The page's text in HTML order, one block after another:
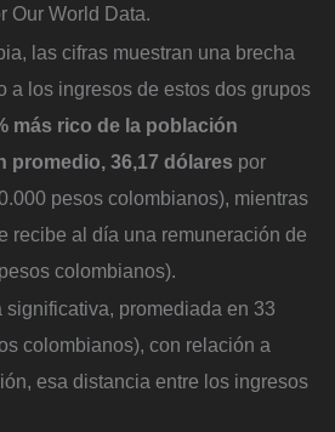
Our World Data.
las cifras muestran una brecha
a los ingresos de estos dos grupos
más rico de la población
promedio, 36,17 dólares por
pesos colombianos), mientras
recibe al día una remuneración de
colombianos).
significativa, promediada en 33
colombianos), con relación a
esa distancia entre los ingresos